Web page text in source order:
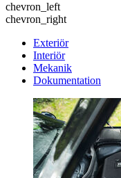
chevron_left
chevron_right
Exteriör
Interiör
Mekanik
Dokumentation